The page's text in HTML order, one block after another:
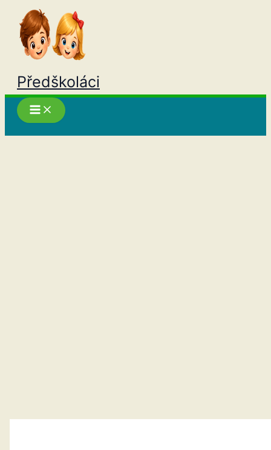
Přeskočit
obsah
Předškoláci